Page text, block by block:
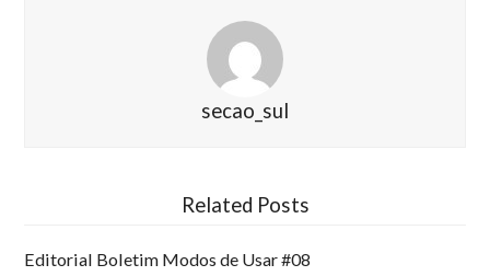
secao_sul
Related Posts
Editorial Boletim Modos de Usar #08